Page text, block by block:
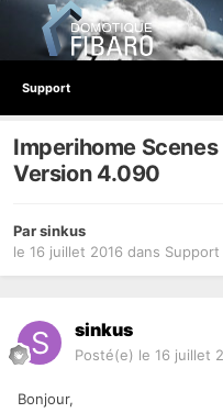
Support
Imperihome
Version 4.090
Parsinkus
le 16 juillet 2016 dans Support
sinkus
Posté(e) le 16 juillet
Bonjour,